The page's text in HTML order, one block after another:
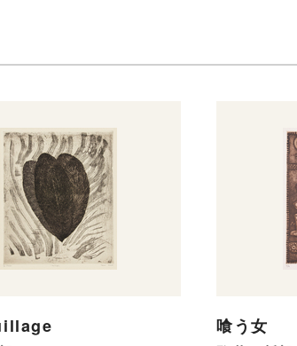
喰う女